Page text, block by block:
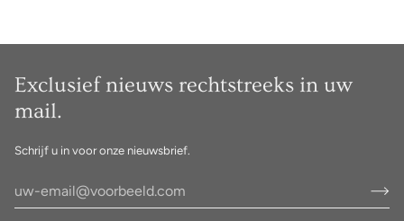
Exclusief nieuws rechtstreeks in uw
mail.
Schrijf u in voor onze nieuwsbrief.